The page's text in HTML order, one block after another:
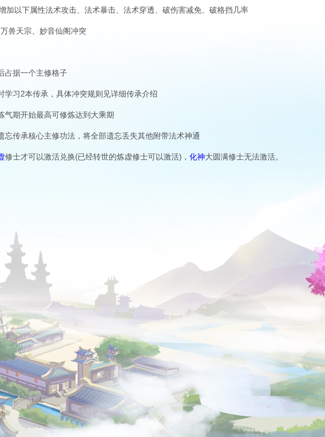
加以下属性法术攻击、法术暴击、法术穿透、破伤害减免、破格挡几率
兽天宗、妙音仙阁冲突
占据一个主修格子
习2本传承，具体冲突规则见详细传承介绍
气期开始最高可修炼达到大乘期
传承核心主修功法，将全部遗忘丢失其他附带法术神通
修士才可以激活兑换(已经转世的炼虚修士可以激活)， 化神大圆满修士无法激活。